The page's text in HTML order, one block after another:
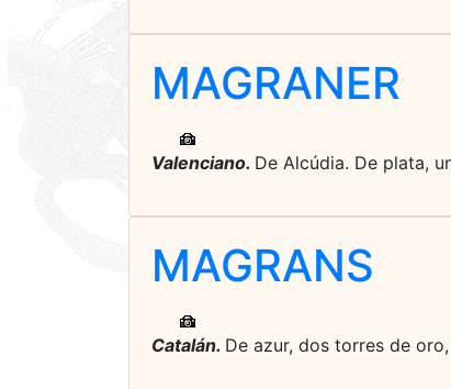
MAGRANER
Valenciano. De Alcúdia. De plata,
MAGRANS
Catalán. De azur, dos torres de